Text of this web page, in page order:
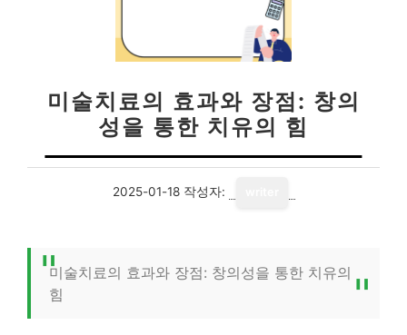
미술치료의 효과와 장점: 창의
성을 통한 치유의 힘
2025-01-18 작성자:
미술치료의 효과와 장점: 창의성을 통한 치유의
힘